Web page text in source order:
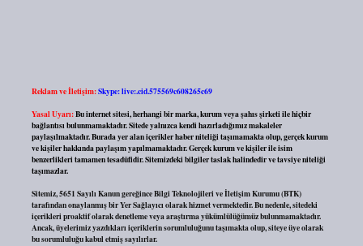
Reklam ve İletişim:Skype: live:.cid.575569c608265c69
Yasal Uyarı:Bu internet sitesi, herhangi bir marka, kurum veya şahıs şirketi ile hiçbir
bağlantısı bulunmamaktadır. Sitede yalnızca kendi hazırladığımız makaleler
paylaşılmaktadır. Burada yer alan içerikler haber niteliği taşımamakta olup, gerçek kurum
ve kişiler hakkında paylaşım yapılmamaktadır. Gerçek kurum ve kişiler ile isim
benzerlikleri tamamen tesadüfidir. Sitemizdeki bilgiler taslak halindedir ve tavsiye niteliği
taşımazlar.
Sitemiz, 5651 Sayılı Kanun gereğince Bilgi Teknolojileri ve İletişim Kurumu (BTK)
tarafından onaylanmış bir Yer Sağlayıcı olarak hizmet vermektedir. Bu nedenle, sitedeki
içerikleri proaktif olarak denetleme veya araştırma yükümlülüğümüz bulunmamaktadır.
Ancak, üyelerimiz yazdıkları içeriklerin sorumluluğunu taşımakta olup, siteye üye olarak
bu sorumluluğu kabul etmiş sayılırlar.